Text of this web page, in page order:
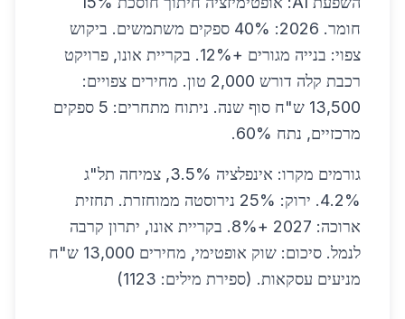
חומר. 2026: 40% ספקים משתמשים. ביקוש
צפוי: בנייה מגורים +12%. בקריית אונו, פרויקט
רכבת קלה דורש 2,000 טון. מחירים צפויים:
13,500 ש"ח סוף שנה. ניתוח מתחרים: 5 ספקים
מרכזיים, נתח 60%.
גורמים מקרו: אינפלציה 3.5%, צמיחה תל"ג
4.2%. ירוק: 25% נירוסטה ממוחזרת. תחזית
ארוכה: 2027 +8%. בקריית אונו, יתרון קרבה
לנמל. סיכום: שוק אופטימי, מחירים 13,000 ש"ח
מניעים עסקאות. (ספירת מילים: 1123)